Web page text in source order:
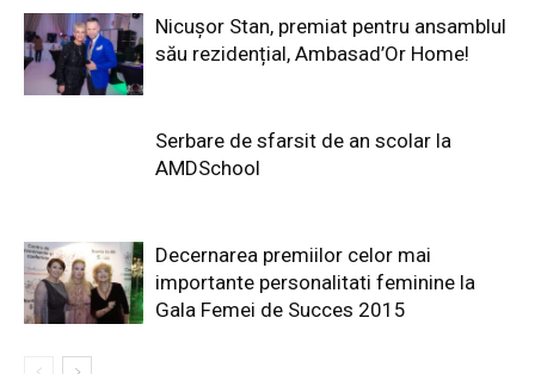
Nicușor Stan, premiat pentru ansamblul
său rezidențial, Ambasad’Or Home!
Serbare de sfarsit de an scolar la
AMDSchool
Decernarea premiilor celor mai
importante personalitati feminine la
Gala Femei de Succes 2015